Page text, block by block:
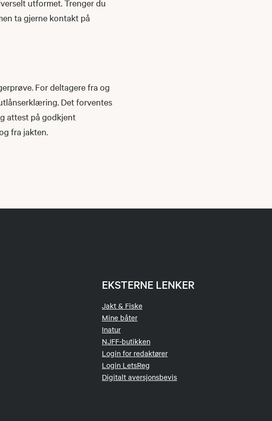
utformet. Trenger du
ta gjerne kontakt på
For deltagere fra og
Det forventes
attest på godkjent
fra jakten.
EKSTERNE LENKER
Jakt & Fiske
Mine båter
Inatur
NJFF-butikken
Login for redaktører
Login LetsReg
Digitalt aversjonsbevis